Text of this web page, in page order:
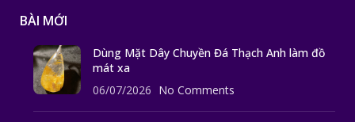
BÀI MỚI
Dùng Mặt Dây Chuyền Đá Thạch Anh làm đồ
mát xa
06/07/2026 No Comments